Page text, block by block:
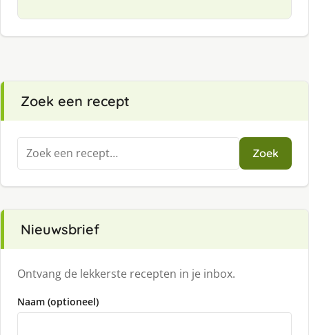
Zoek een recept
Zoeken
naar:
Zoek
Nieuwsbrief
Ontvang de lekkerste recepten in je inbox.
Naam (optioneel)